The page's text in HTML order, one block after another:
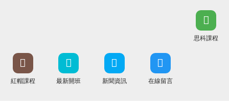
思科課程
紅帽課程 最新開班 新聞資訊 在線留言